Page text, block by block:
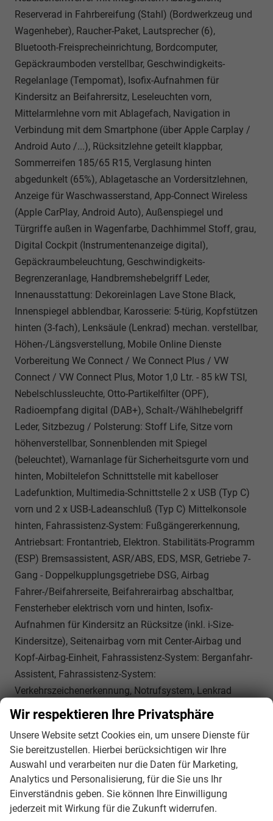
Reserverad in Fahrbereifung (Stahl) (Bordwerkzeug und
Wagenheber), Raucher-Paket, Lautsprecher (6),
Bluetooth-Freisprecheinrichtung, Bordcomputer,
Gepäckraumboden verstellbar, Geschwindigkeits-
Regelanlage (Tempomat), Isofix-Aufnahmen für
Kindersitz an Beifahrersitz, Leseleuchten vorn,
Mittelarmlehne vorn mit Ablagefach, Navigation in
Verbindung mit dem Smartphone (über Apple Carplay /
Android Auto /...), Rücksitzlehne geteilt klappbar,
Sommerreifen 185/65 R15, Verglasung hinten
abgedunkelt (65%), Ablagetasche an Vordersitzlehnen,
Anzeige für Waschwasserstand, App-Connect Wireless
(Apple CarPlay, Android Auto), Außenspiegel und
Türgriffe außen in Wagenfarbe, Dachhimmel Stoff, grau,
Digital Cockpit (Instrumentenanzeige digital),
Gepäckraumbeleuchtung, Geschwindigkeits-
Begrenzeranlage, Handbremshebelgriff Leder,
Innenausstattung: Dekoreinlagen Lave Stone Black,
Innenspiegel abblendbar, Karosserie: 5-türig, Kopfstützen
hinten (3-fach), Lenksäule (Lenkrad) mechan. verstellbar,
Höhen-/Längsverstellung, Mobile Online Dienste
Vorbereitung We Connect / We Connect Plus / VW
Connect / VW Connect Plus, Motor 1,0 Ltr. - 85 kW TSI,
Nebelschlussleuchte, Otto-Partikelfilter (OPF),
Radioempfang digital (DAB+), Schalt-/Wählhebelgriff
Leder, Sitzbezug / Polsterung: Stoff Life, Sitze vorn
höhenverstellbar, Sonnenblenden mit Spiegel
(beleuchtet), Warnanlage für Sicherheitsgurte vorn und
hinten, Mobiltelefon Schnittstelle mit kabelloser
Ladefunktion, Multimedia-Schnittstelle 2 x USB (Typ C)
vorn und 2 x USB-Ladeanschluß (Typ C) Mittelkonsole
hinten, Fahrassistenz-System: Fußgängererkennung,
Antriebsart: Frontantrieb, Elektron. Stabilitäts-Programm
(ESP) Bremsassistent, ASR/ABS, EDS, MSR, Getriebe 7-
Gang - Doppelkupplungsgetriebe DSG, Airbag
Fahrer-/Beifahrerseite, Beifahrerairbag abschaltbar,
Fensterheber elektrisch vorn und hinten, Isofix-
Aufnahmen für Kindersitz an Rücksitze (inkl. i-Size-
Kindersitze), Seitenairbag vorn mit Center-Airbag und
Kopf-Airbag-Einheit, Fahrassistenz-System: Berganfahr-
Assistent, Fahrassistenz-System:
Verkehrszeichenerkennung, Notrufsystem, Lenkrad
(Leder) mit Multifunktion, Servolenkung, Außenspiegel
elektr. verstell-, heiz- und anklappbar mit
Spiegelabsenkung rechts, Automatische
Fahrlichtschaltung mit Leaving Home / Coming-Home-
Lichtfunktion, Tagfahrlicht LED, Heckleuchten LED,
Scheinwerfer LED, Einparkhilfe vorn und hinten,
Fahrassistenz-System: Müdigkeitserkennung,
Wir respektieren Ihre Privatsphäre
Unsere Website setzt Cookies ein, um unsere Dienste für
Sie bereitzustellen. Hierbei berücksichtigen wir Ihre
Auswahl und verarbeiten nur die Daten für Marketing,
Analytics und Personalisierung, für die Sie uns Ihr
Einverständnis geben. Sie können Ihre Einwilligung
jederzeit mit Wirkung für die Zukunft widerrufen.